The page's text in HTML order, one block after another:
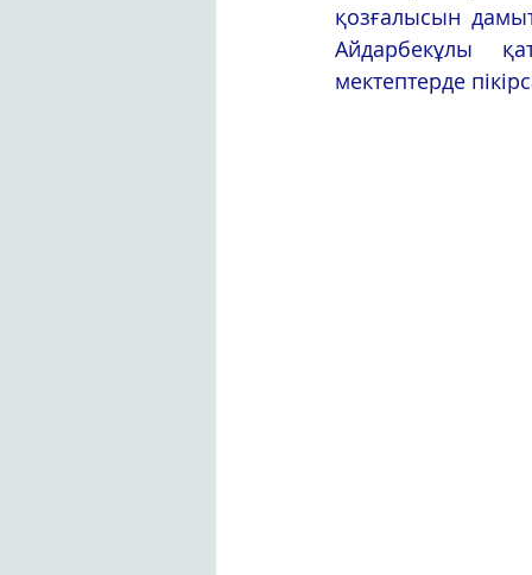
қозғалысын
Айдарбекұлы
мектептерде